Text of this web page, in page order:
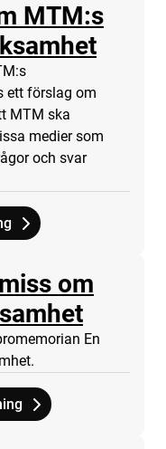
MTM:s
Sida
ett förslag om
MTM ska
medier som
och svar
svar om MTM:s nya
om
Inlägg
En
på remiss om ny